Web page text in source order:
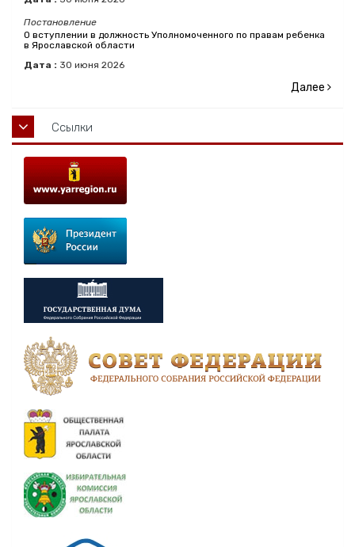
Постановление
О вступлении в должность Уполномоченного по правам ребенка
в Ярославской области
Дата : 30 июня 2026
Далее
Ссылки